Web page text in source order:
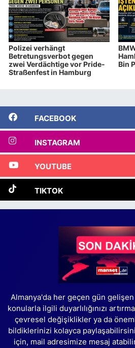
Polizei verhängt
Betretungsverbot gegen
zwei Verdächtige vor Pride-
Straßenfest in Hamburg
Bin
FACEBOOK
INSTAGRAM
YOUTUBE
TIKTOK
Almanya'da her geçen gün
konularla ilgili duyarlılığınızı
çevresel değişiklikler ya da
bildiklerinizi kolayca
için, mail adresimize mesaj